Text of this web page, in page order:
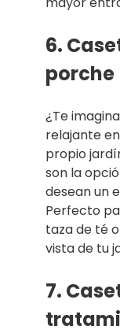
6.
porche
¿Te
relajante
propio
son la
desean un
Perfecto
taza de té
vista de tu
7.